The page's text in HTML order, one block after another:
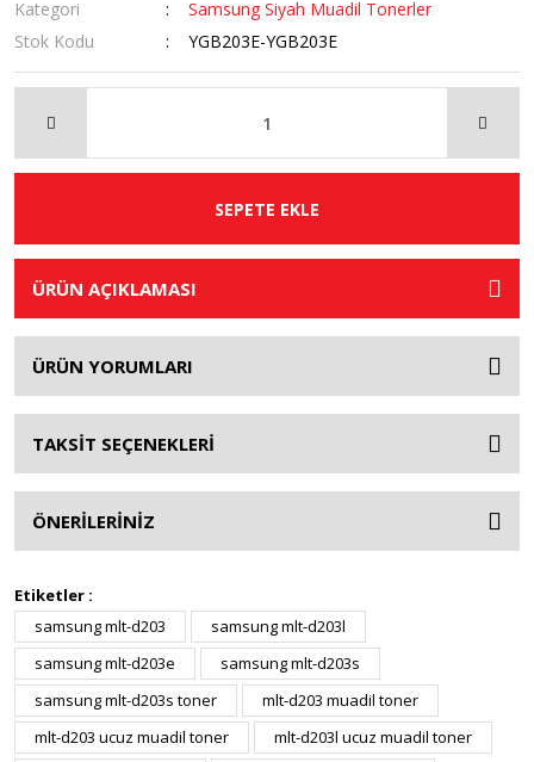
Kategori
Samsung Siyah Muadil Tonerler
Stok Kodu
YGB203E-YGB203E
SEPETE EKLE
ÜRÜN AÇIKLAMASI
ÜRÜN YORUMLARI
TAKSİT SEÇENEKLERİ
ÖNERİLERİNİZ
Etiketler :
samsung mlt-d203
samsung mlt-d203l
samsung mlt-d203e
samsung mlt-d203s
samsung mlt-d203s toner
mlt-d203 muadil toner
mlt-d203 ucuz muadil toner
mlt-d203l ucuz muadil toner